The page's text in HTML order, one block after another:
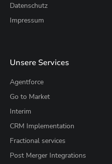
Datenschutz
Impressum
Unsere Services
Agentforce
Go to Market
Interim
CRM Implementation
Fractional services
Post Merger Integrations